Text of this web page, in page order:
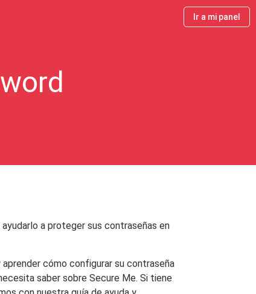
Ir a mi panel
a proteger sus contraseñas en
aprender cómo configurar su contraseña
saber sobre Secure Me. Si tiene